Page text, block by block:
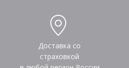
Доставка со
страховкой